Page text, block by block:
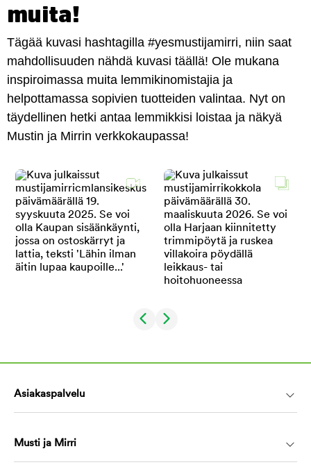
muita!
Tägää kuvasi hashtagilla #yesmustijamirri, niin saat
mahdollisuuden nähdä kuvasi täällä! Ole mukana
inspiroimassa muita lemmikinomistajia ja
helpottamassa sopivien tuotteiden valintaa. Nyt on
täydellinen hetki antaa lemmikkisi loistaa ja näkyä
Mustin ja Mirrin verkkokaupassa!
Asiakaspalvelu
Musti ja Mirri